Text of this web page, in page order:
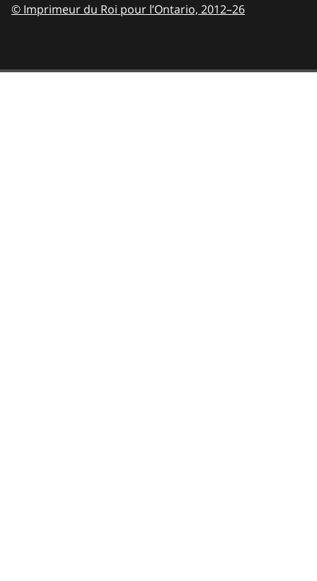
© Imprimeur du Roi pour l’Ontario, 2012–26